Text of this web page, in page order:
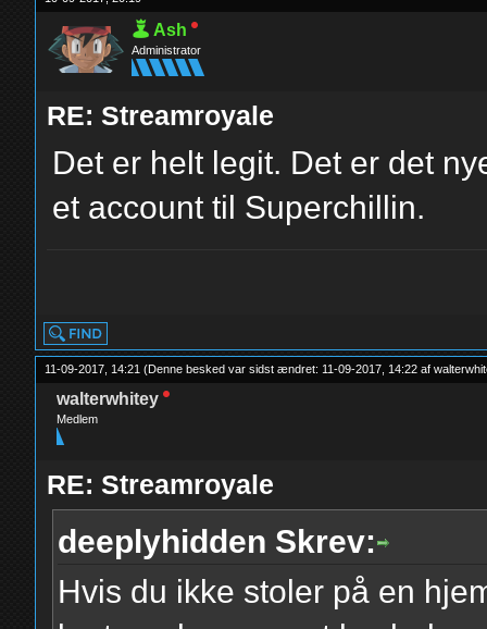
Ash
Administrator
RE: Streamroyale
Det er helt legit. Det er det
et account til Superchillin.
11-09-2017, 14:21(Denne besked var sidst ændret: 11-09-2017, 14:22 af
walterwhitey
Medlem
RE: Streamroyale
deeplyhidden Skrev:
Hvis du ikke stoler på en